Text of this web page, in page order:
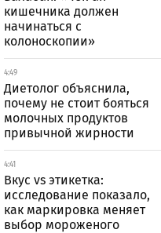
кишечника должен
начинаться с
колоноскопии»
4:49
Диетолог объяснила,
почему не стоит бояться
молочных продуктов
привычной жирности
4:41
Вкус vs этикетка:
исследование показало,
как маркировка меняет
выбор мороженого